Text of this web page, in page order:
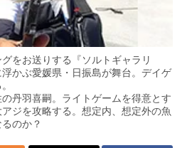
をお送りする『ソルトギャラリ
かぶ愛媛県・日振島が舞台。デイゲ
丹羽喜嗣。ライトゲームを得意とす
ジを攻略する。想定内、想定外の魚
のか？